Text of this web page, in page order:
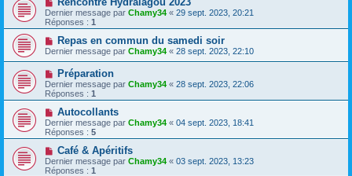
Dernier message par Chamy34 « 29 sept. 2023, 20:21
Réponses : 1
Repas en commun du samedi soir
Dernier message par Chamy34 « 28 sept. 2023, 22:10
Préparation
Dernier message par Chamy34 « 28 sept. 2023, 22:06
Réponses : 1
Autocollants
Dernier message par Chamy34 « 04 sept. 2023, 18:41
Réponses : 5
Café & Apéritifs
Dernier message par Chamy34 « 03 sept. 2023, 13:23
Réponses : 1